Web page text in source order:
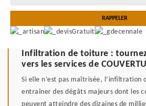
Infiltration de toiture :
vers les services de
Si elle n’est pas maîtrisée, l’infiltration
entraîner des dégâts majeurs dont les
peuvent atteindre des dizaines de